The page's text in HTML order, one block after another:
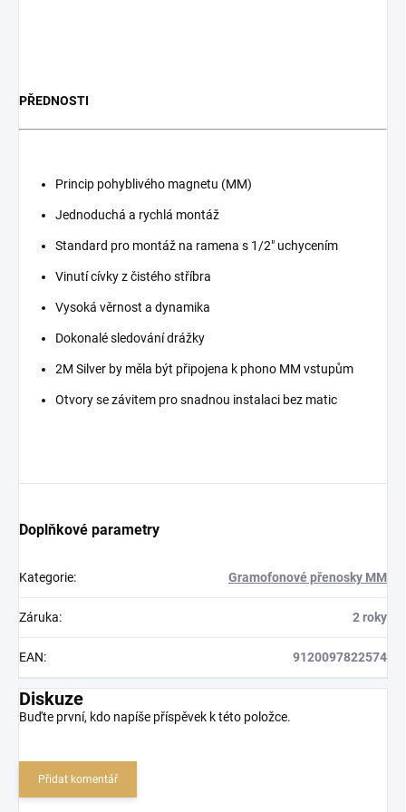
PŘEDNOSTI
Princip pohyblivého magnetu (MM)
Jednoduchá a rychlá montáž
Standard pro montáž na ramena s 1/2" uchycením
Vinutí cívky z čistého stříbra
Vysoká věrnost a dynamika
Dokonalé sledování drážky
2M Silver by měla být připojena k phono MM vstupům
Otvory se závitem pro snadnou instalaci bez matic
Doplňkové parametry
Kategorie: Gramofonové přenosky MM
Záruka: 2 roky
EAN: 9120097822574
Diskuze
Buďte první, kdo napíše příspěvek k této položce.
Přidat komentář